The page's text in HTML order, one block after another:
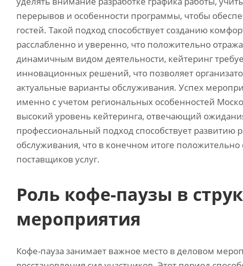
перерывов и особенности программы, чтобы
гостей. Такой подход способствует созданию
расслабленно и уверенно, что положительно
динамичным видом деятельности, кейтеринг
инновационных решений, что позволяет
актуальные варианты обслуживания. Успех
именно с учетом региональных особенностей
высокий уровень кейтеринга, отвечающий
профессиональный подход способствует развитию
обслуживания, что в конечном итоге положительно
поставщиков услуг.
Роль кофе-паузы в
мероприятия
Кофе-пауза занимает важное место в деловом